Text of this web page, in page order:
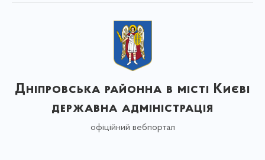
Дніпровська районна в місті Києві
державна адміністрація
офіційний вебпортал